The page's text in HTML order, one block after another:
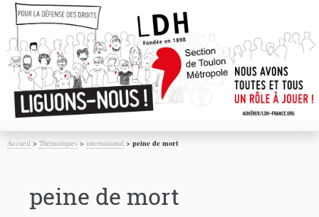
Accueil >Thématiques > international >peine de mort
peine de mort